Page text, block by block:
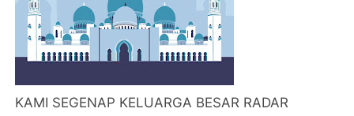
KAMI SEGENAP KELUARGA BESAR RADAR